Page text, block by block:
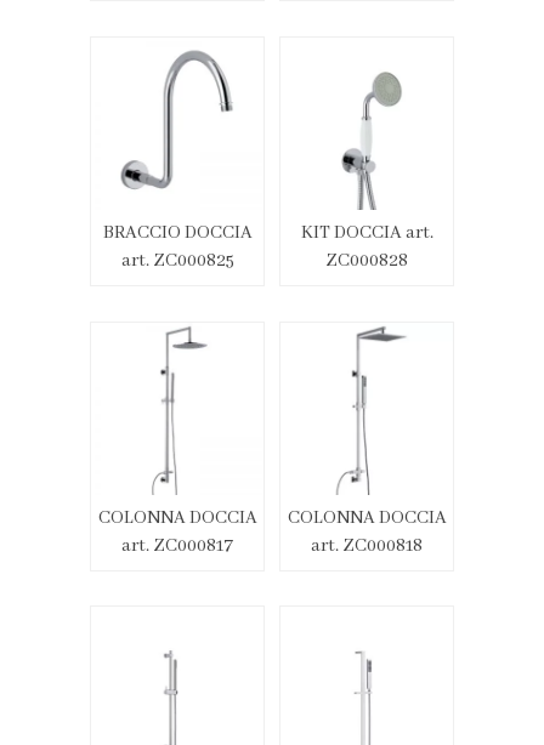
BRACCIO DOCCIA
art. ZC000825
KIT DOCCIA art.
ZC000828
COLONNA DOCCIA
art. ZC000817
COLONNA DOCCIA
art. ZC000818